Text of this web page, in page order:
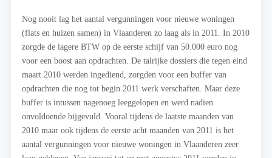
Nog nooit lag het aantal vergunningen voor nieuwe woningen
(flats en huizen samen) in Vlaanderen zo laag als in 2011. In 2010
zorgde de lagere BTW op de eerste schijf van 50.000 euro nog
voor een boost aan opdrachten. De talrijke dossiers die tegen eind
maart 2010 werden ingediend, zorgden voor een buffer van
opdrachten die nog tot begin 2011 werk verschaften. Maar deze
buffer is intussen nagenoeg leeggelopen en werd nadien
onvoldoende bijgevuld. Vooral tijdens de laatste maanden van
2010 maar ook tijdens de eerste acht maanden van 2011 is het
aantal vergunningen voor nieuwe woningen in Vlaanderen zeer